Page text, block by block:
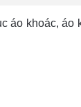
áo khoác, áo